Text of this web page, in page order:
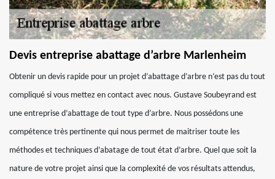
Devis entreprise abattage d’arbre Marlenheim
Obtenir un devis rapide pour un projet d’abattage d’arbre n’est pas du tout
compliqué si vous mettez en contact avec nous. Gustave Soubeyrand est
une entreprise d’abattage de tout type d’arbre. Nous possédons une
compétence très pertinente qui nous permet de maitriser toute les
méthodes et techniques d’abatage de tout état d’arbre. Quel que soit la
nature de votre projet ainsi que la complexité de vos résultats attendus,